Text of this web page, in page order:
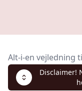
Alt-i-en vejledning
Disclaimer!